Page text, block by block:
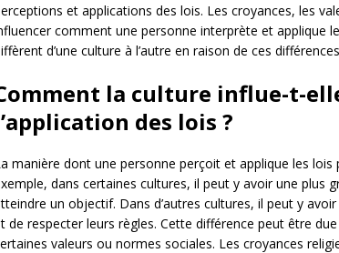
et applications des lois. Les croyances, les
comment une personne interprète et applique
d’une culture à l’autre en raison de ces
la culture influe-t-
des lois ?
manière dont une personne perçoit et applique les
dans certaines cultures, il peut y avoir une plus
un objectif. Dans d’autres cultures, il peut y
de respecter leurs règles. Cette différence peut être
valeurs ou normes sociales. Les croyances